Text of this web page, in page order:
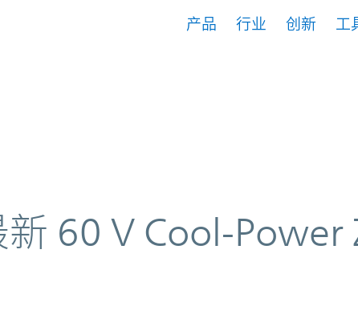
产品 行业 创新 工
ZVS升降压稳压器
60 V Cool-Power